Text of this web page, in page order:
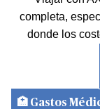
completa,
donde los
🏥 Gastos